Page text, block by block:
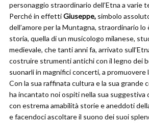
personaggio straordinario dell’Etna a varie
Perché in effettiGiuseppe, simbolo
dell’amore per la Muntagna, straordinario lo
storia, quella di un musicologo milanese,
medievale, che tanti anni fa, arrivato
costruire strumenti antichi con il legno dei
suonarli in magnifici concerti, a promuovere
Con la sua raffinata cultura e la sua grande
ha incantato noi ospiti nella sua suggestiva
con estrema amabilità storie e aneddoti
e facendoci ascoltare il suono dei suoi